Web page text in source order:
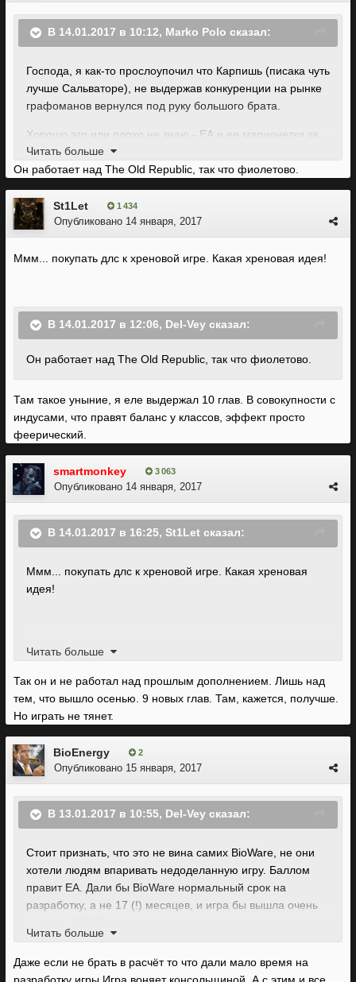
В 14.01.2017 в 10:12, Marko Polo сказал:
Господа, я как-то прослоупочил что Карпишь (писака чуть
лучше Сальваторе), не выдержав конкуренции на рынке
графоманов вернулся под руку большого брата.
Хорошо это или плохо не знаю - ЕА и ее марионетки за
гранью добра и зла.
Читать больше
Он работает над The Old Republic, так что фиолетово.
St1Let 1 434
Опубликовано 14 января, 2017
Ммм... покупать длс к хреновой игре. Какая хреновая идея!
В 14.01.2017 в 12:06, Del-Vey сказал:
Он работает над The Old Republic, так что фиолетово.
Там такое уныние, я еле выдержал 10 глав. В совокупности с
индусами, что правят баланс у классов, эффект просто
феерический.
smartmonkey 3 063
Опубликовано 14 января, 2017
В 14.01.2017 в 16:25, St1Let сказал:
Ммм... покупать длс к хреновой игре. Какая хреновая
идея!
Там такое уныние, я еле выдержал 10 глав. В
совокупности с индусами, что правят баланс у классов,
эффект просто феерический.
Читать больше
Так он и не работал над прошлым дополнением. Лишь над
тем, что вышло осенью. 9 новых глав. Там, кажется, получше.
Но играть не тянет.
BioEnergy 2
Опубликовано 15 января, 2017
В 13.01.2017 в 10:55, Del-Vey сказал:
Стоит признать, что это не вина самих BioWare, не они
хотели людям впаривать недоделанную игру. Баллом
правит EA. Дали бы BioWare нормальный срок на
разработку, а не 17 (!) месяцев, и игра бы вышла очень
у сюжета проблема со структурой, но не с концепцией,
она хороша. Повторяющихся подземелий бы не было.
Впрочем, ноющих как сопливые бабы мужиков никакой
Читать больше
Даже если не брать в расчёт то что дали мало время на